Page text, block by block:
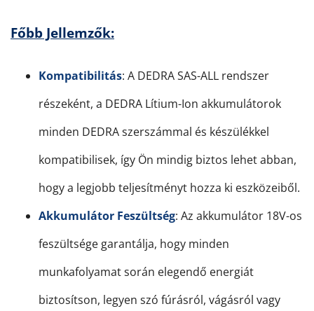
Főbb Jellemzők:
Kompatibilitás: A DEDRA SAS-ALL rendszer
részeként, a DEDRA Lítium-Ion akkumulátorok
minden DEDRA szerszámmal és készülékkel
kompatibilisek, így Ön mindig biztos lehet abban,
hogy a legjobb teljesítményt hozza ki eszközeiből.
Akkumulátor Feszültség: Az akkumulátor 18V-os
feszültsége garantálja, hogy minden
munkafolyamat során elegendő energiát
biztosítson, legyen szó fúrásról, vágásról vagy